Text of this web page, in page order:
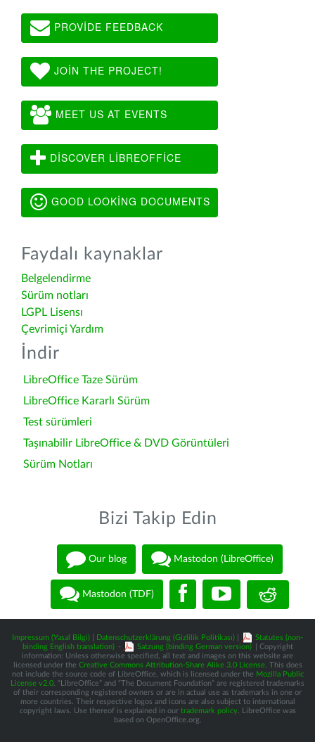
PROVIDE FEEDBACK
JOIN THE PROJECT!
MEET US AT EVENTS
DISCOVER LIBREOFFICE
GOOD LOOKING DOCUMENTS
Faydalı kaynaklar
Belgelendirme
Sürüm notları
LGPL Lisensı
Çevrimiçi Yardım
İndir
LibreOffice Taze Sürüm
LibreOffice Kararlı Sürüm
Test sürümleri
Taşınabilir LibreOffice & DVD Görüntüleri
Sürüm Notları
Bizi Takip Edin
Our blog Mastodon (LibreOffice)
Mastodon (TDF)
Impressum (Yasal Bilgi) Datenschutzerklärung (Gizlilik Politikası)
Statutes (non-
binding English translation) - Satzung (binding German version)
| Copyright
information: Unless otherwise specified, all text and images on this website are
licensed under the Creative Commons Attribution-Share Alike 3.0 License. This does
not include the source code of LibreOffice, which is licensed under the Mozilla Public
License v2.0 . “LibreOffice” and “The Document Foundation” are registered trademarks
of their corresponding registered owners or are in actual use as trademarks in one or
more countries. Their respective logos and icons are also subject to international
copyright laws. Use thereof is explained in our trademark policy. LibreOffice was
based on OpenOffice.org.